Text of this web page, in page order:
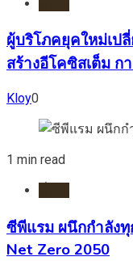
ผู้บริโภคยุคใหม่เป
สร้างอีโคซิสเต็ม ก
Kloy0
1 min read
ซีพีแรม ผนึกกำลัง
Net Zero 2050